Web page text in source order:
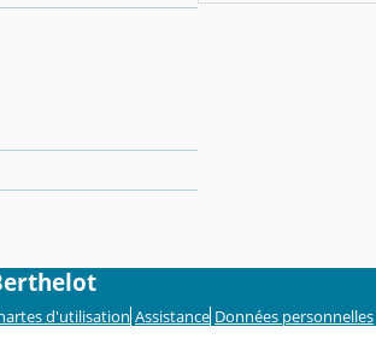
d'utilisation Assistance Données personnelles